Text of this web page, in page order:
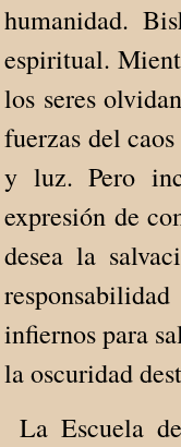
humanidad.
espiritual.
los seres
fuerzas del
y luz. Pero
expresión de
desea la
infiernos para
la oscuridad
La Escuela